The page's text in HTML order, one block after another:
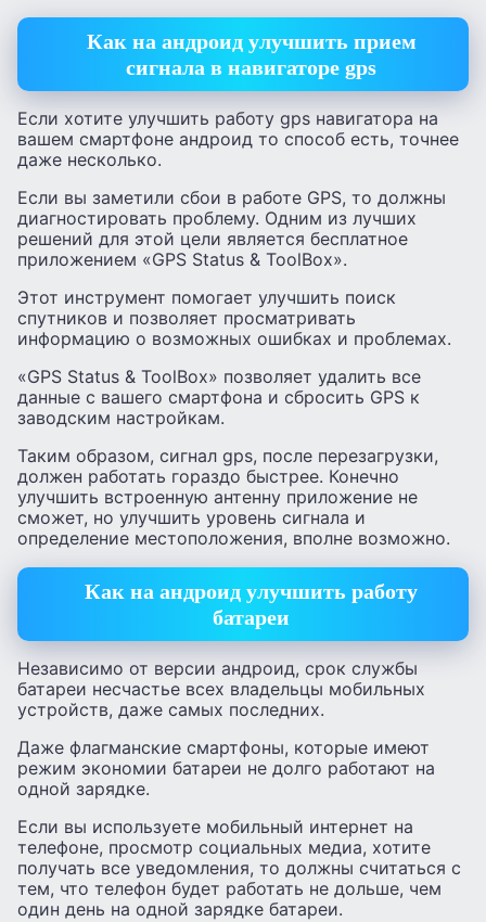
Как на андроид улучшить прием
сигнала в навигаторе gps
Если хотите улучшить работу gps навигатора на
вашем смартфоне андроид то способ есть, точнее
даже несколько.
Если вы заметили сбои в работе GPS, то должны
диагностировать проблему. Одним из лучших
решений для этой цели является бесплатное
приложением «GPS Status & ToolBox».
Этот инструмент помогает улучшить поиск
спутников и позволяет просматривать
информацию о возможных ошибках и проблемах.
«GPS Status & ToolBox» позволяет удалить все
данные с вашего смартфона и сбросить GPS к
заводским настройкам.
Таким образом, сигнал gps, после перезагрузки,
должен работать гораздо быстрее. Конечно
улучшить встроенную антенну приложение не
сможет, но улучшить уровень сигнала и
определение местоположения, вполне возможно.
Как на андроид улучшить работу
батареи
Независимо от версии андроид, срок службы
батареи несчастье всех владельцы мобильных
устройств, даже самых последних.
Даже флагманские смартфоны, которые имеют
режим экономии батареи не долго работают на
одной зарядке.
Если вы используете мобильный интернет на
телефоне, просмотр социальных медиа, хотите
получать все уведомления, то должны считаться с
тем, что телефон будет работать не дольше, чем
один день на одной зарядке батареи.